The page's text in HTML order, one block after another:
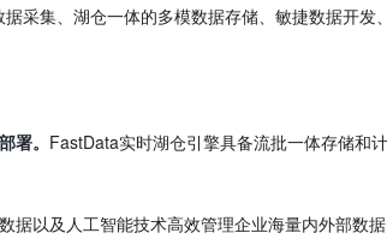
采集、湖仓一体的多模数据存储、敏捷数据开发
署。 FastData实时湖仓引擎具备流批一体存储和
以及人工智能技术高效管理企业海量内外部数